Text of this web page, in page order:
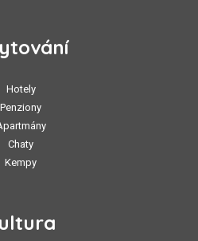
Hotely
Penziony
Chaty
Kempy